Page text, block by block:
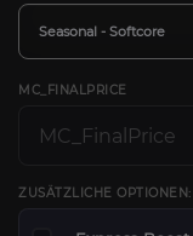
Seasonal - Softcore
MC_FINALPRICE
ZUSÄTZLICHE OPTIONEN: